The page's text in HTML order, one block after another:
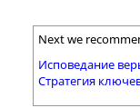
Next we
Исповедание
Стратегия